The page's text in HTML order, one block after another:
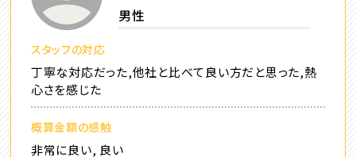
男性
スタッフの対応
丁寧な対応だった,他社と比べて良い方だと思った,熱
心さを感じた
概算金額の感触
非常に良い, 良い